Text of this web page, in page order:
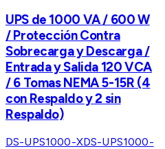
UPS de 1000 VA / 600 W
/ Protección Contra
Sobrecarga y Descarga /
Entrada y Salida 120 VCA
/ 6 Tomas NEMA 5-15R (4
con Respaldo y 2 sin
Respaldo)
DS-UPS1000-XDS-UPS1000-